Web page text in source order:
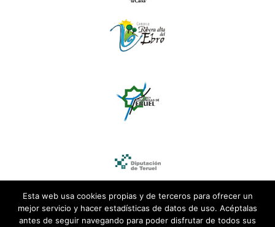
Esta web usa cookies propias y de terceros para ofrecer un
mejor servicio y hacer estadísticas de datos de uso. Acéptalas
antes de seguir navegando para poder disfrutar de todos sus